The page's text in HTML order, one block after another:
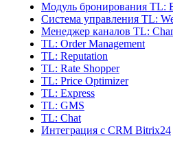
Модуль бронирования TL:
Система управления TL:
Менеджер каналов TL:
TL: Order Management
TL: Reputation
TL: Rate Shopper
TL: Price Optimizer
TL: Express
TL: GMS
TL: Chat
Интеграция с CRM Bitrix24